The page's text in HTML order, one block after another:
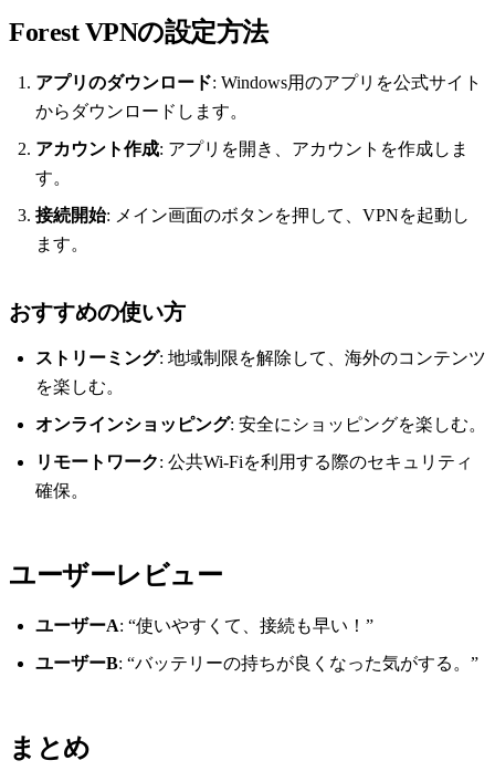
Forest VPNの設定方法
アプリのダウンロード: Windows用のアプリを公式サイト
からダウンロードします。
アカウント作成: アプリを開き、アカウントを作成しま
す。
接続開始: メイン画面のボタンを押して、VPNを起動し
ます。
おすすめの使い方
ストリーミング: 地域制限を解除して、海外のコンテンツ
を楽しむ。
オンラインショッピング: 安全にショッピングを楽しむ。
リモートワーク: 公共Wi-Fiを利用する際のセキュリティ
確保。
ユーザーレビュー
ユーザーA: “使いやすくて、接続も早い！”
ユーザーB: “バッテリーの持ちが良くなった気がする。”
まとめ